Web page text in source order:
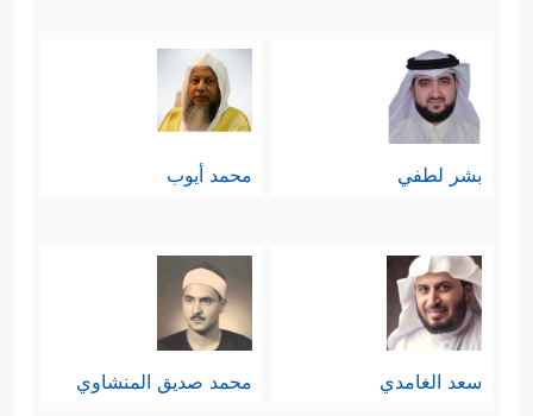
بشر لطفي محمد أيوب
سعد الغامدي محمد صديق المنشاوي